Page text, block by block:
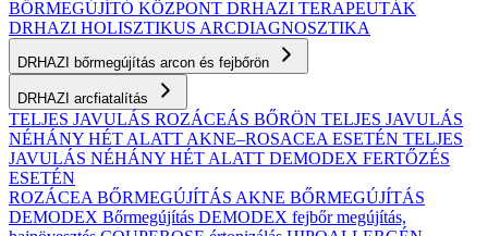
BŐRMEGÚJÍTÓ KÖZPONT DRHAZI TERAPEUTÁK
DRHAZI HOLISZTIKUS ARCDIAGNOSZTIKA
DRHAZI bőrmegújítás arcon és fejbőrön
DRHAZI arcfiatalítás
TELJES JAVULÁS ROZÁCEÁS BŐRÖN TELJES JAVULÁS
NÉHÁNY HÉT ALATT AKNE–ROSACEA ESETÉN TELJES
JAVULÁS NÉHÁNY HÉT ALATT DEMODEX FERTŐZÉS
ESETÉN
ROZÁCEA BŐRMEGÚJÍTÁS AKNE BŐRMEGÚJÍTÁS
DEMODEX Bőrmegújítás DEMODEX fejbőr megújítás,